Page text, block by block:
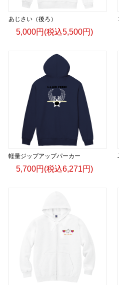
あじさい（後ろ）
5,000円(税込5,500円)
軽量ジップアップパーカー
5,700円(税込6,271円)